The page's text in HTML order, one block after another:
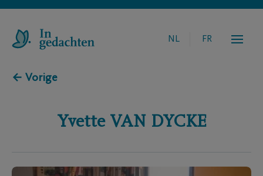
NL FR
← Vorige
Yvette VAN DYCKE